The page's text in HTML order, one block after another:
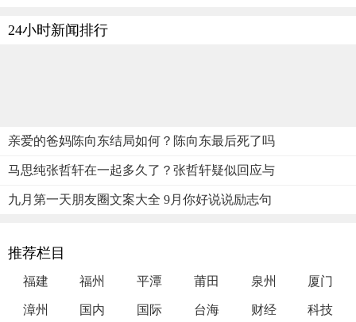
24小时新闻排行
亲爱的爸妈陈向东结局如何？陈向东最后死了吗
马思纯张哲轩在一起多久了？张哲轩疑似回应与
九月第一天朋友圈文案大全 9月你好说说励志句
推荐栏目
福建 福州 平潭 莆田 泉州 厦门
漳州 国内 国际 台海 财经 科技